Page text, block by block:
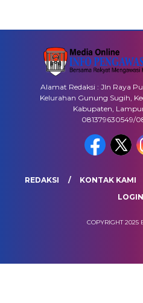
Alamat Redaksi : Jln Raya
Kelurahan Gunung Sugih,
Kabupaten,
081379630549/
REDAKSI KONTAK KAMI
LOGIN
COPYRIGHT 2025